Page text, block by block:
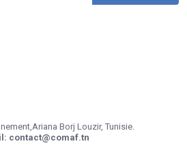
Borj Louzir, Tunisie.
contact@comaf.tn